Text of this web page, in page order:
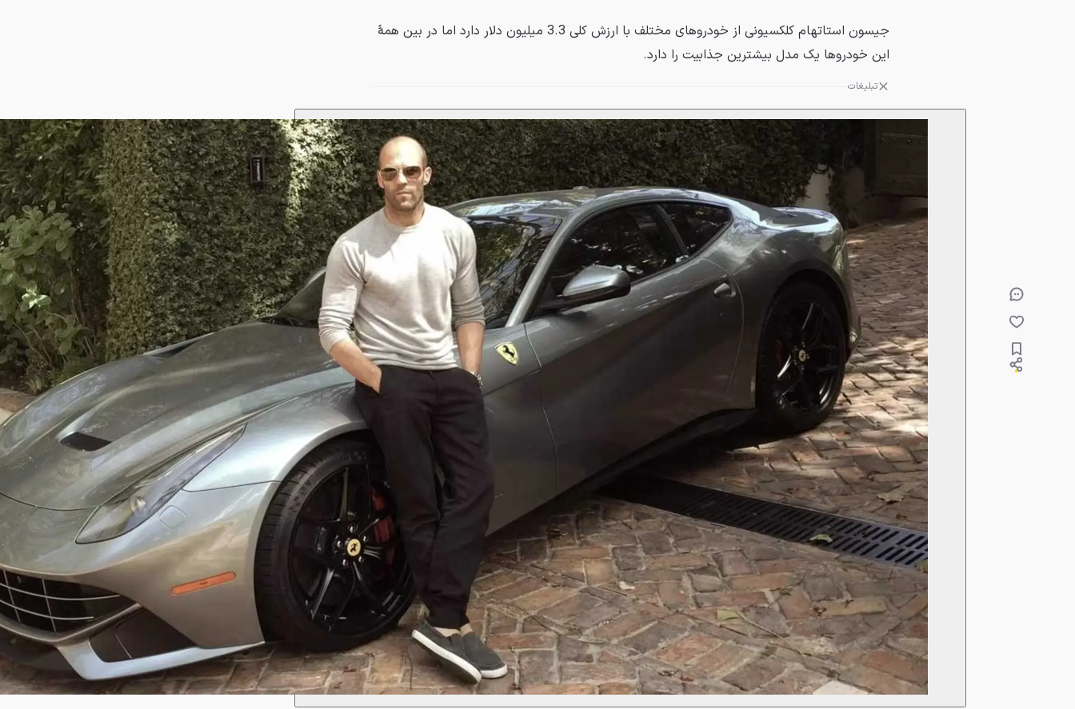
جیسون استاتهام کلکسیونی از خودروهای مختلف با ارزش کلی 3.3 میلیون دلار دارد اما در بین همهٔ
این خودروها یک مدل بیشترین جذابیت را دارد.
تبلیغات